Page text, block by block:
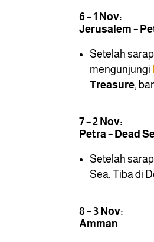
6 – 1 Nov:
Jerusalem –
Setelah
mengunjungi
Treasure,
7 – 2 Nov:
Petra – Dead
Setelah
Sea. Tiba di
8 – 3 Nov:
Amman